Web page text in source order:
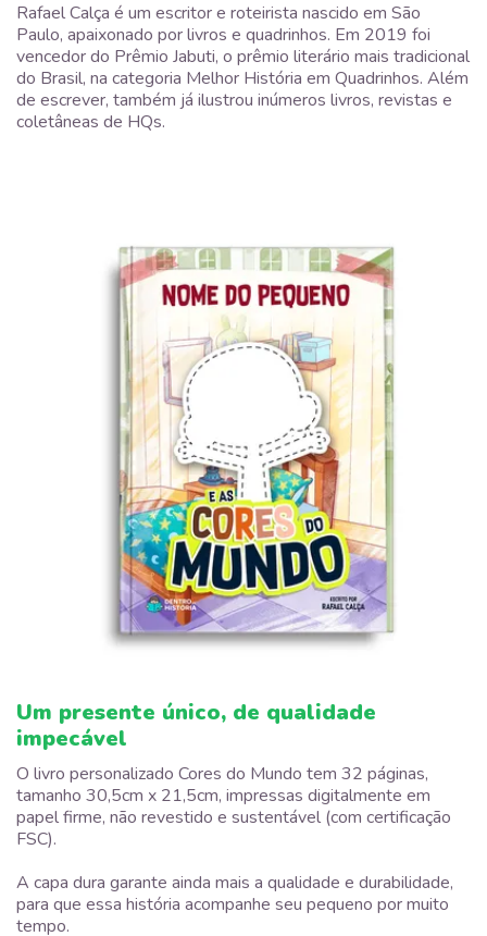
Rafael Calça é um escritor e roteirista nascido em São
Paulo, apaixonado por livros e quadrinhos. Em 2019 foi
vencedor do Prêmio Jabuti, o prêmio literário mais tradicional
do Brasil, na categoria Melhor História em Quadrinhos. Além
de escrever, também já ilustrou inúmeros livros, revistas e
coletâneas de HQs.
Um presente único, de qualidade
impecável
O livro personalizado Cores do Mundo tem 32 páginas,
tamanho 30,5cm x 21,5cm, impressas digitalmente em
papel firme, não revestido e sustentável (com certificação
FSC).
A capa dura garante ainda mais a qualidade e durabilidade,
para que essa história acompanhe seu pequeno por muito
tempo.